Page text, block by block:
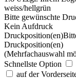
weiss/hellgrün
Bitte gewünschte
Kein Aufdruck
Druckposition(en)
Druckposition(en)
(Mehrfachauswahl
Schnellste Option
auf der